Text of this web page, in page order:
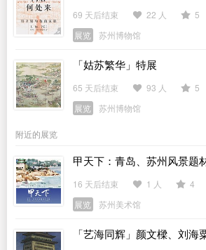
69 天后结束 22 人
5
展览
苏州博物馆
「姑苏繁华」特展
65 天后结束 93 人
5
展览
苏州博物馆
附近的展览
甲天下：青岛、苏州风景题
16 天后结束 1 人
4
展览
苏州美术馆
「艺海同辉」颜文樑、刘海